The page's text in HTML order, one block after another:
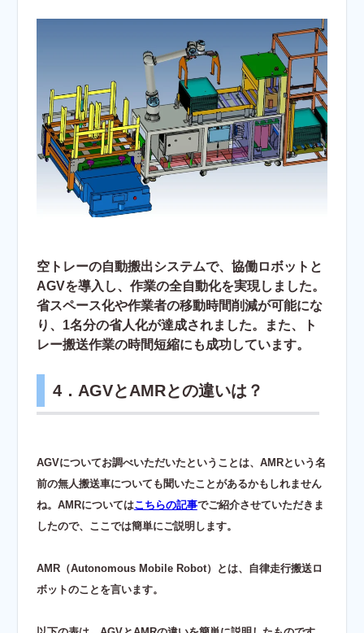
空トレーの自動搬出システムで、協働ロボットと
AGVを導入し、作業の全自動化を実現しました。
省スペース化や作業者の移動時間削減が可能にな
り、1名分の省人化が達成されました。また、ト
レー搬送作業の時間短縮にも成功しています。
4．AGVとAMRとの違いは？
AGVについてお調べいただいたということは、AMRという名
前の無人搬送車についても聞いたことがあるかもしれません
ね。AMRについてはこちらの記事でご紹介させていただきま
したので、ここでは簡単にご説明します。
AMR（Autonomous Mobile Robot）とは、自律走行搬送ロ
ボットのことを言います。